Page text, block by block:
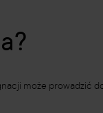
może prowadzić